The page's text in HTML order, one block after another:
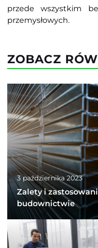
przede wszystkim
przemysłowych.
ZOBACZ
3 października 2023
Zalety i
budownictwie